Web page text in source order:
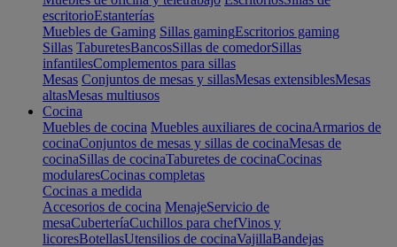
escritorioEstanterías
Muebles de Gaming Sillas gamingEscritorios gaming
Sillas TaburetesBancosSillas de comedorSillas
infantilesComplementos para sillas
Mesas Conjuntos de mesas y sillasMesas extensiblesMesas
altasMesas multiusos
Cocina
Muebles de cocina Muebles auxiliares de cocinaArmarios de
cocinaConjuntos de mesas y sillas de cocinaMesas de
cocinaSillas de cocinaTaburetes de cocinaCocinas
modularesCocinas completas
Cocinas a medida
Accesorios de cocina MenajeServicio de
mesaCuberteríaCuchillos para chefVinos y
licoresBotellasUtensilios de cocinaVajillaBandejas